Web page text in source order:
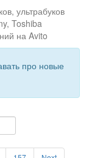
ультрабуков
Toshiba
на Avito
про новые